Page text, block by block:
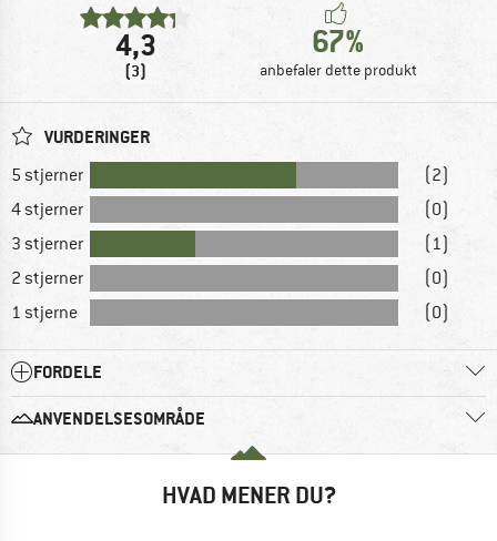
4,3
(3)
67%
anbefaler dette produkt
VURDERINGER
5 stjerner
(2)
4 stjerner
(0)
3 stjerner
(1)
2 stjerner
(0)
1 stjerne
(0)
FORDELE
ANVENDELSESOMRÅDE
HVAD MENER DU?